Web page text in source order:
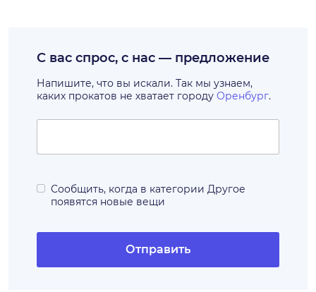
С вас спрос, с нас — предложение
Напишите, что вы искали. Так мы узнаем,
каких прокатов не хватает городу Оренбург.
Сообщить, когда в категории Другое
появятся новые вещи
Отправить